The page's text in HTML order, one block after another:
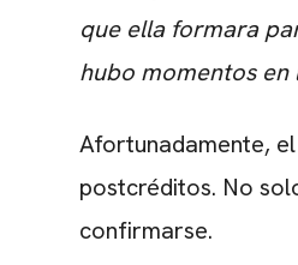
que ella formara
hubo momentos en
Afortunadamente,
postcréditos. No
confirmarse.